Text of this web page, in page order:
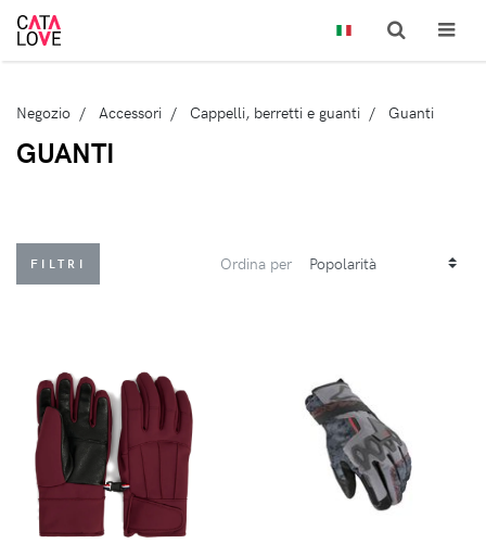
Negozio Accessori Cappelli, berretti e guanti Guanti
GUANTI
FILTRI Ordina per